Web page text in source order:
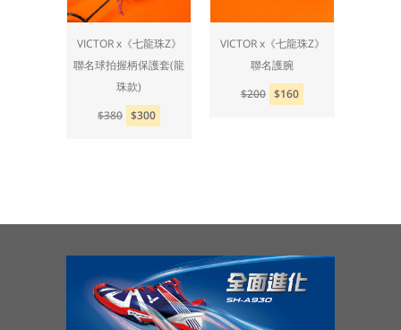
VICTOR x《七龍珠Z》
聯名球拍握柄保護套(龍
珠款)
$380 $300
VICTOR x《七龍珠Z》
聯名護腕
$200 $160